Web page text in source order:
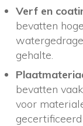
Verf en
bevatten
gehalte.
bevatten
voor